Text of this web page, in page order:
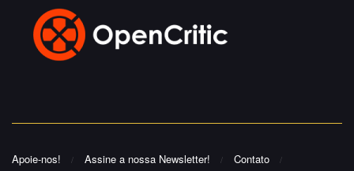
Apoie-nos! Assine a nossa Newsletter!
Contato